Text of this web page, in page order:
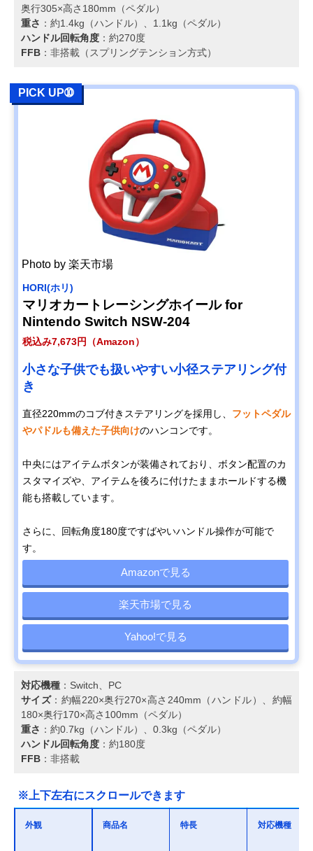
奥行305×高さ180mm（ペダル）
重さ ：約1.4kg（ハンドル）、1.1kg（ペダル）
ハンドル回転角度 ：約270度
FFB ：非搭載（スプリングテンション方式）
PICK UP➉
Photo by 楽天市場
HORI(ホリ)
マリオカートレーシングホイール for
Nintendo Switch NSW-204
税込み7,673円（Amazon）
小さな子供でも扱いやすい小径ステアリング付
き
直径220mmのコブ付きステアリングを採用し、 フットペダル
やパドルも備えた子供向けのハンコンです。
中央にはアイテムボタンが装備されており、ボタン配置のカ
スタマイズや、アイテムを後ろに付けたままホールドする機
能も搭載しています。
さらに、回転角度180度ですばやいハンドル操作が可能で
す。
Amazonで見る
楽天市場で見る
Yahoo!で見る
対応機種 ：Switch、PC
サイズ：約幅220×奥行270×高さ240mm（ハンドル）、約幅
180×奥行170×高さ100mm（ペダル）
重さ ：約0.7kg（ハンドル）、0.3kg（ペダル）
ハンドル回転角度 ：約180度
FFB ：非搭載
※上下左右にスクロールできます
外観 商品名 特長 対応機種